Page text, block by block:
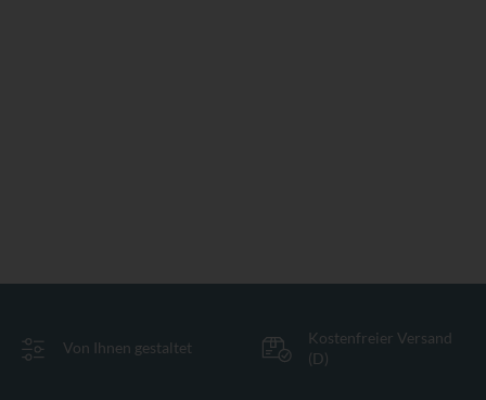
Von Ihnen gestaltet
Kostenfreier Versand
(D)